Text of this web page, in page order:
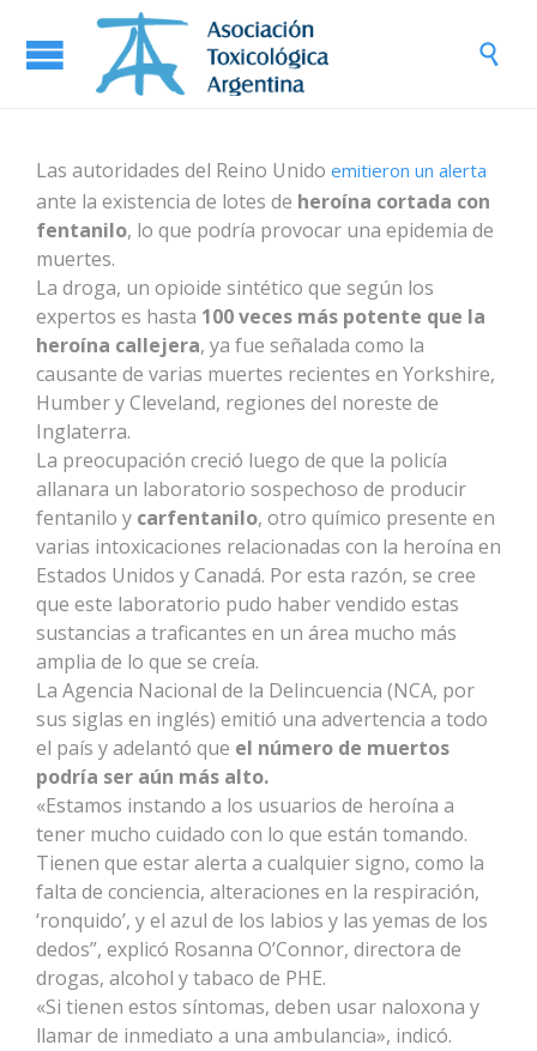

Las autoridades del Reino Unido emitieron un alerta
ante la existencia de lotes de heroína cortada con
fentanilo, lo que podría provocar una epidemia de
muertes.
La droga, un opioide sintético que según los
expertos es hasta 100 veces más potente que la
heroína callejera, ya fue señalada como la
causante de varias muertes recientes en Yorkshire,
Humber y Cleveland, regiones del noreste de
Inglaterra.
La preocupación creció luego de que la policía
allanara un laboratorio sospechoso de producir
fentanilo y carfentanilo, otro químico presente en
varias intoxicaciones relacionadas con la heroína en
Estados Unidos y Canadá. Por esta razón, se cree
que este laboratorio pudo haber vendido estas
sustancias a traficantes en un área mucho más
amplia de lo que se creía.
La Agencia Nacional de la Delincuencia (NCA, por
sus siglas en inglés) emitió una advertencia a todo
el país y adelantó que el número de muertos
podría ser aún más alto.
«Estamos instando a los usuarios de heroína a
tener mucho cuidado con lo que están tomando.
Tienen que estar alerta a cualquier signo, como la
falta de conciencia, alteraciones en la respiración,
‘ronquido’, y el azul de los labios y las yemas de los
dedos”, explicó Rosanna O’Connor, directora de
drogas, alcohol y tabaco de PHE.
«Si tienen estos síntomas, deben usar naloxona y
llamar de inmediato a una ambulancia», indicó.